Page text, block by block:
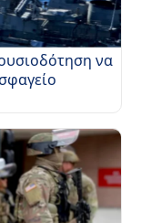
να